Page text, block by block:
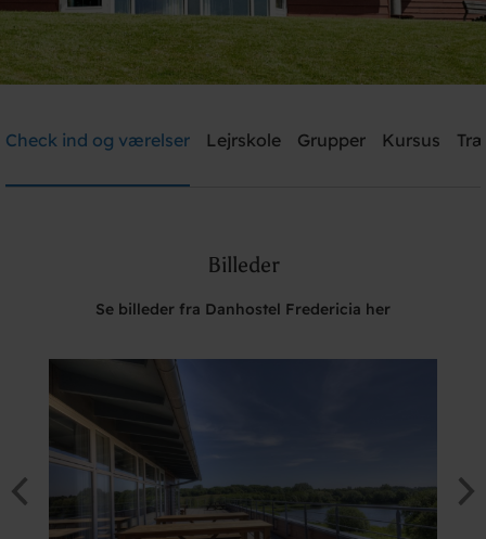
Brug for hjælp? Ring+45 7592 1287
Check ind og værelser Lejrskole Grupper Kursus
Billeder
Se billeder fra Danhostel Fredericia her